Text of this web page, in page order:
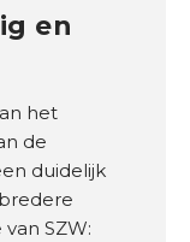
en
het
de
duidelijk
SZW: